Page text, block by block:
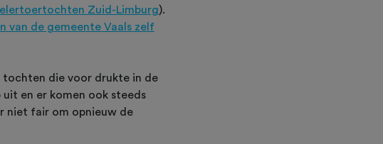
Zuid-Limburg).
van de gemeente Vaals zelf
tochten die voor drukte in de
uit en er komen ook steeds
niet fair om opnieuw de